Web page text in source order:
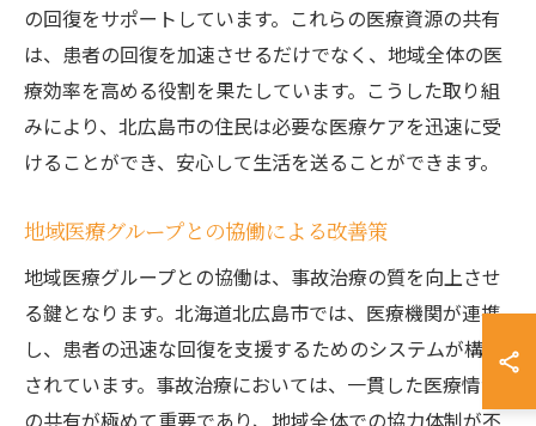
の回復をサポートしています。これらの医療資源の共有
は、患者の回復を加速させるだけでなく、地域全体の医
療効率を高める役割を果たしています。こうした取り組
みにより、北広島市の住民は必要な医療ケアを迅速に受
けることができ、安心して生活を送ることができます。
地域医療グループとの協働による改善策
地域医療グループとの協働は、事故治療の質を向上させ
る鍵となります。北海道北広島市では、医療機関が連携
し、患者の迅速な回復を支援するためのシステムが構築
されています。事故治療においては、一貫した医療情報
の共有が極めて重要であり、地域全体での協力体制が不